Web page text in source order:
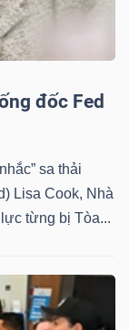
đốc Fed
sa thải
Lisa Cook, Nhà
từng bị Tòa...